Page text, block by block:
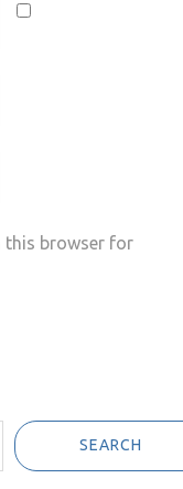
this browser for
SEARCH